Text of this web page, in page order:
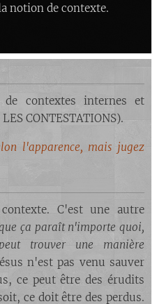
notion de contexte.
contextes internes et
CONTESTATIONS).
l'apparence, mais jugez
C'est une autre
ça paraît n'importe quoi,
trouver une manière
n'est pas venu sauver
ce peut être des érudits
ce doit être des perdus.